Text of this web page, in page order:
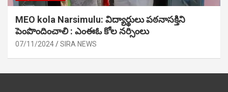
MEO kola Narsimulu: విద్యార్థులు పఠ‌నాసక్తిని
పెంపొందించాలి : ఎంఈఓ కోల నర్సింలు
07/11/2024 SIRA NEWS